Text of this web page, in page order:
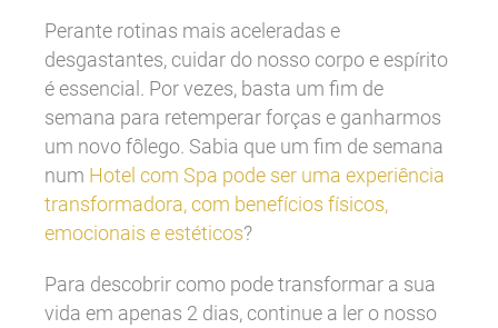
Perante rotinas mais aceleradas e
desgastantes, cuidar do nosso corpo e espírito
é essencial. Por vezes, basta um fim de
semana para retemperar forças e ganharmos
um novo fôlego. Sabia que um fim de semana
num Hotel com Spa pode ser uma experiência
transformadora, com benefícios físicos,
emocionais e estéticos?
Para descobrir como pode transformar a sua
vida em apenas 2 dias, continue a ler o nosso